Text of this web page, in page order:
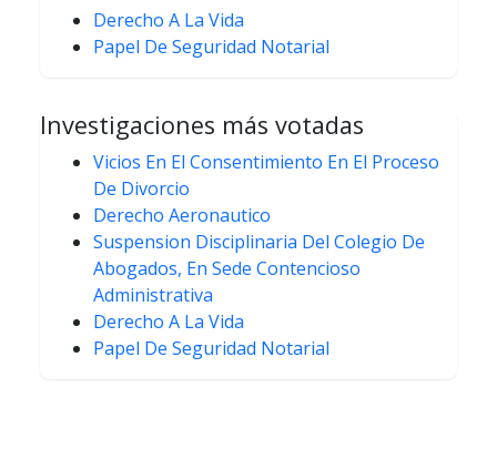
Derecho A La Vida
Papel De Seguridad Notarial
Investigaciones más votadas
Vicios En El Consentimiento En El Proceso
De Divorcio
Derecho Aeronautico
Suspension Disciplinaria Del Colegio De
Abogados, En Sede Contencioso
Administrativa
Derecho A La Vida
Papel De Seguridad Notarial